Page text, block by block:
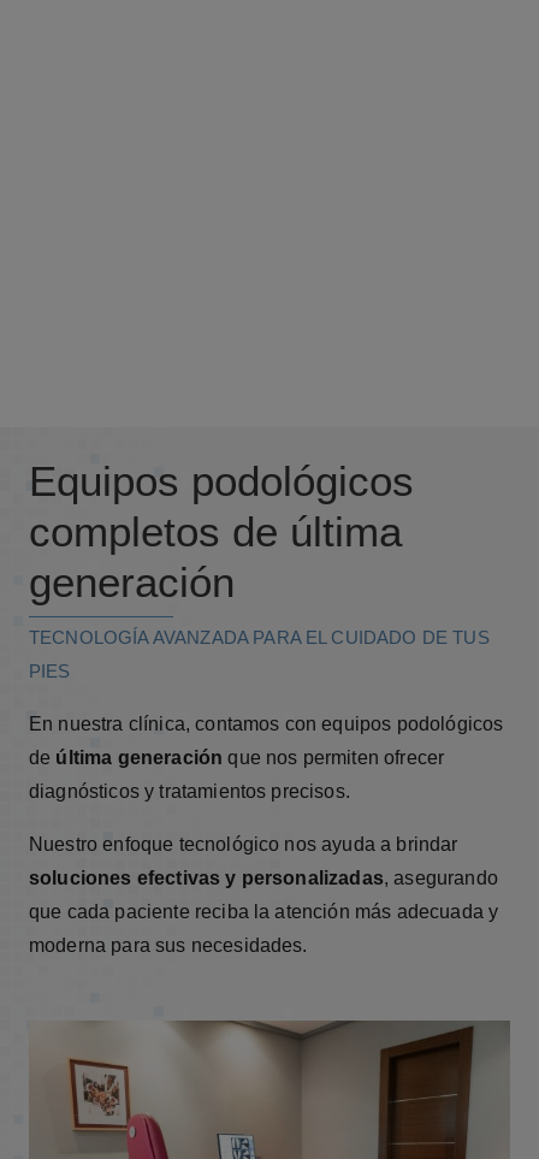
Equipos podológicos
completos de última
generación
TECNOLOGÍA AVANZADA PARA EL CUIDADO DE TUS
PIES
En nuestra clínica, contamos con equipos podológicos
de última generación que nos permiten ofrecer
diagnósticos y tratamientos precisos.
Nuestro enfoque tecnológico nos ayuda a brindar
soluciones efectivas y personalizadas, asegurando
que cada paciente reciba la atención más adecuada y
moderna para sus necesidades.